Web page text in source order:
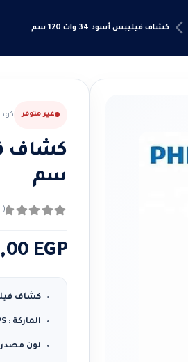
كشاف فيليبس أسود 34 وات 120 سم
غير متوفر كود
سم
(
EGP
كشاف فيليبس
الماركة : PHILIPS
لون مصدر